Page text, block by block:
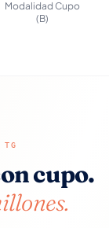
Modalidad Cupo
(B)
cupo.